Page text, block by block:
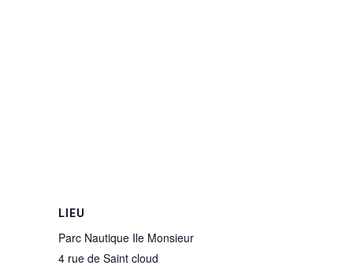
LIEU
Parc Nautique Ile Monsieur
4 rue de Saint cloud